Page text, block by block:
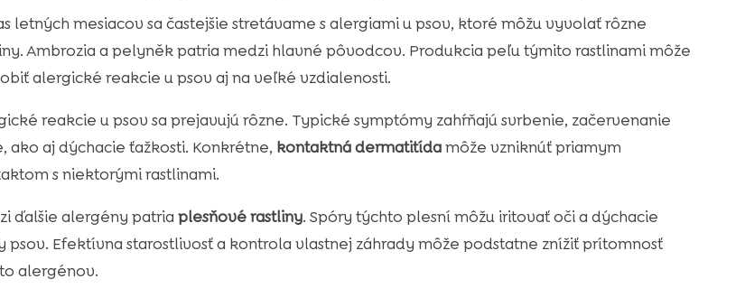
letných mesiacov sa častejšie stretávame s alergiami u psov, ktoré môžu vyvolať rôzne
Ambrozia a pelyněk patria medzi hlavné pôvodcov. Produkcia peľu týmito rastlinami môže
alergické reakcie u psov aj na veľké vzdialenosti.
reakcie u psov sa prejavujú rôzne. Typické symptómy zahŕňajú svrbenie, začervenanie
ako aj dýchacie ťažkosti. Konkrétne, kontaktná dermatitídamôže vzniknúť priamym
s niektorými rastlinami.
ďalšie alergény patria plesňové rastliny. Spóry týchto plesní môžu iritovať oči a dýchacie
psov. Efektívna starostlivosť a kontrola vlastnej záhrady môže podstatne znížiť prítomnosť
alergénov.